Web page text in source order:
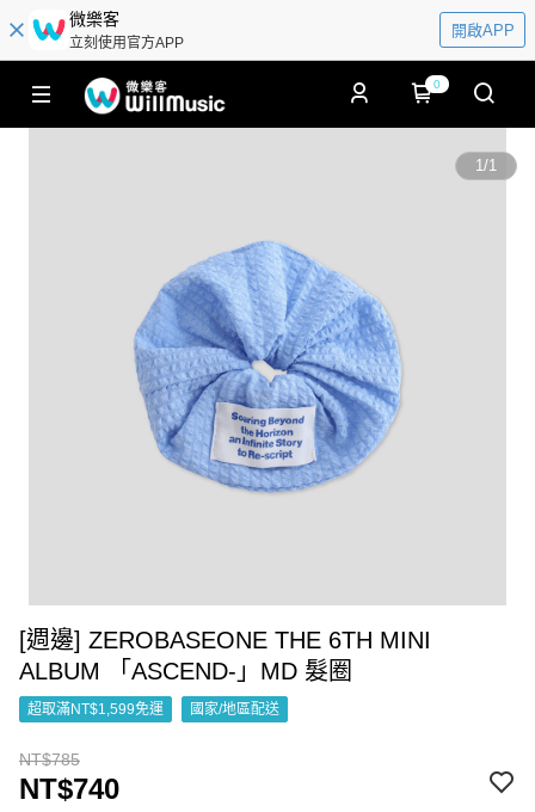
微樂客
立刻使用官方APP
開啟APP
0
1/1
[週邊] ZEROBASEONE THE 6TH MINI
ALBUM 「ASCEND-」MD 髮圈
超取滿NT$1,599免運 國家/地區配送
NT$785
NT$740